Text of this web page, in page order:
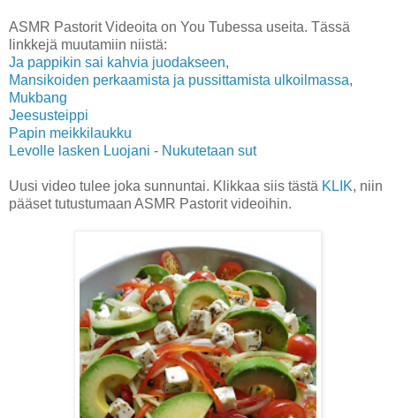
ASMR Pastorit Videoita on You Tubessa useita. Tässä
linkkejä muutamiin niistä:
Ja pappikin sai kahvia juodakseen,
Mansikoiden perkaamista ja pussittamista ulkoilmassa,
Mukbang
Jeesusteippi
Papin meikkilaukku
Levolle lasken Luojani - Nukutetaan sut
Uusi video tulee joka sunnuntai. Klikkaa siis tästä KLIK, niin
pääset tutustumaan ASMR Pastorit videoihin.